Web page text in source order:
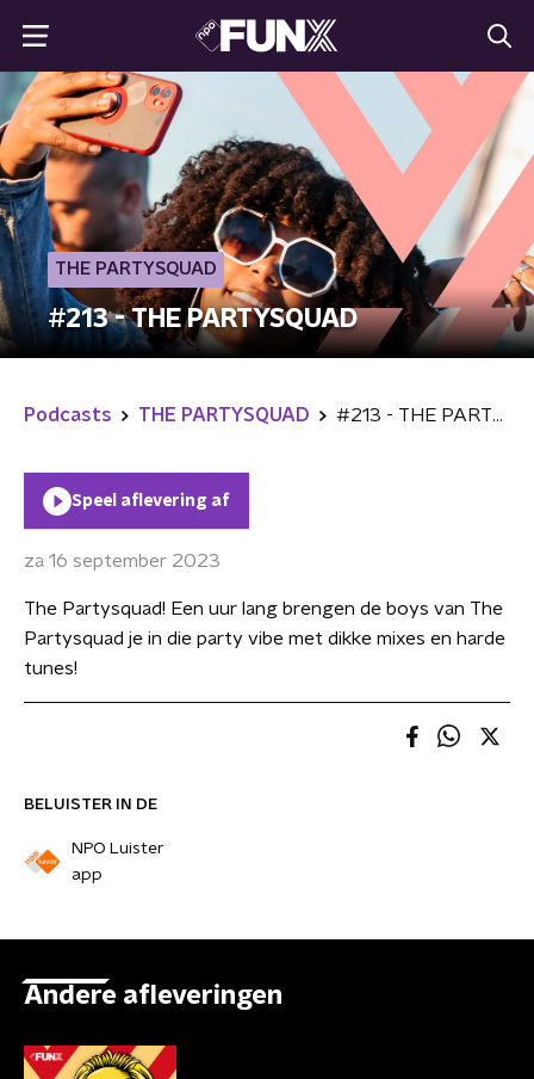
THE PARTYSQUAD
#213 - THE PARTYSQUAD
Podcasts THE PARTYSQUAD #213 - THE PARTYSQUAD
BELUISTER IN DE
NPO Luister
app
Speel aflevering af
za 16 september 2023
The Partysquad! Een uur lang brengen de boys van The
Partysquad je in die party vibe met dikke mixes en harde
tunes!
Andere afleveringen